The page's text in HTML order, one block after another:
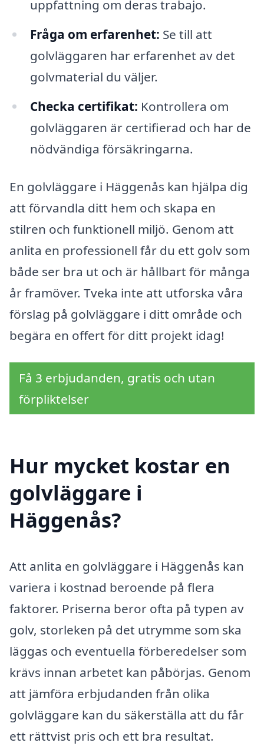
uppfattning om deras trabajo.
Fråga om erfarenhet: Se till att
golvläggaren har erfarenhet av det
golvmaterial du väljer.
Checka certifikat: Kontrollera om
golvläggaren är certifierad och har de
nödvändiga försäkringarna.
En golvläggare i Häggenås kan hjälpa dig
att förvandla ditt hem och skapa en
stilren och funktionell miljö. Genom att
anlita en professionell får du ett golv som
både ser bra ut och är hållbart för många
år framöver. Tveka inte att utforska våra
förslag på golvläggare i ditt område och
begära en offert för ditt projekt idag!
Få 3 erbjudanden, gratis och utan
förpliktelser
Hur mycket kostar en
golvläggare i
Häggenås?
Att anlita en golvläggare i Häggenås kan
variera i kostnad beroende på flera
faktorer. Priserna beror ofta på typen av
golv, storleken på det utrymme som ska
läggas och eventuella förberedelser som
krävs innan arbetet kan påbörjas. Genom
att jämföra erbjudanden från olika
golvläggare kan du säkerställa att du får
ett rättvist pris och ett bra resultat.